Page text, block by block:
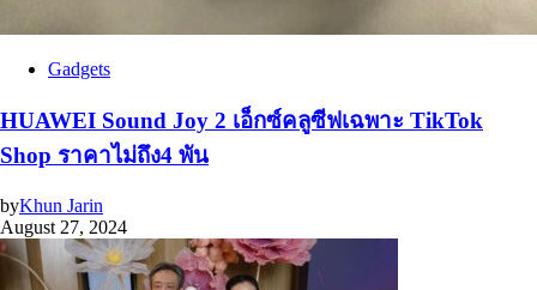
Gadgets
HUAWEI Sound Joy 2 เอ็กซ์คลูซีฟเฉพาะ TikTok
Shop ราคาไม่ถึง4 พัน
byKhun Jarin
August 27, 2024